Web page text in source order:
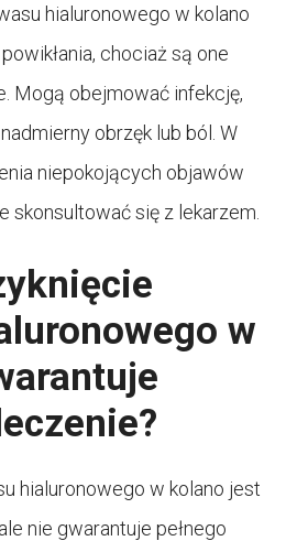
hialuronowego w kolano
chociaż są one
Mogą obejmować infekcję,
obrzęk lub ból. W
niepokojących objawów
skonsultować się z lekarzem.
w
hialuronowego w kolano jest
nie gwarantuje pełnego